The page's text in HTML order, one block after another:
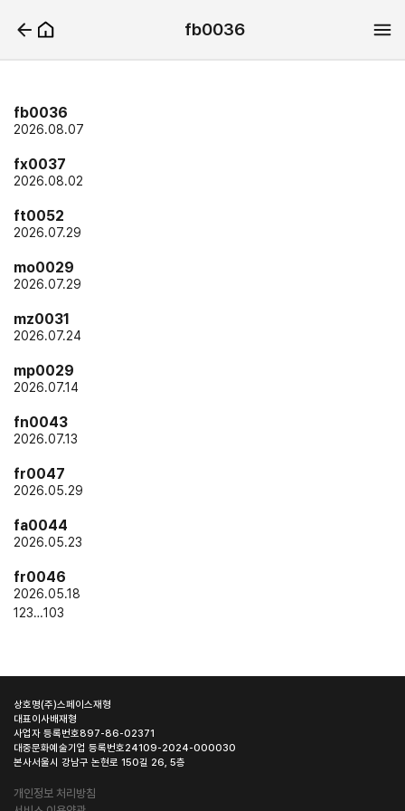
fb0036
fb0036
2026.08.07
fx0037
2026.08.02
ft0052
2026.07.29
mo0029
2026.07.29
mz0031
2026.07.24
mp0029
2026.07.14
fn0043
2026.07.13
fr0047
2026.05.29
fa0044
2026.05.23
fr0046
2026.05.18
1 23…103
상호명(주)스페이스재형
대표이사배재형
사업자 등록번호897-86-02371
대중문화예술기업 등록번호24109-2024-000030
본사서울시 강남구 논현로 150길 26, 5층
개인정보 처리방침